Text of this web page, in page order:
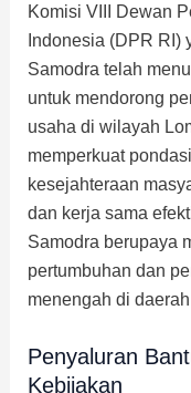
Komisi VIII Dewan
Indonesia (DPR RI)
Samodra telah
untuk mendorong
usaha di wilayah
memperkuat
kesejahteraan
dan kerja sama
Samodra berupaya
pertumbuhan dan
menengah di
Penyaluran
Kebijakan